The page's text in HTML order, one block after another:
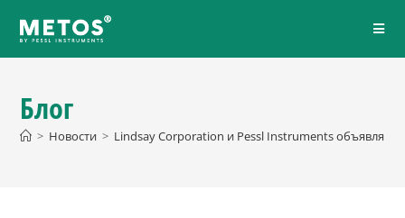
Блог
> Новости > Lindsay Corporation и Pessl Instruments объявляют